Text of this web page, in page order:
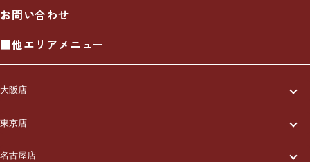
お問い合わせ
■他エリアメニュー
大阪店
一休について
ご利用の流れ
東京店
一休について
名古屋店